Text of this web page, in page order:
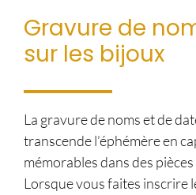
Gravure de
sur les bijoux
La gravure de noms et de
transcende l’éphémère en
mémorables dans des
Lorsque vous faites inscrire